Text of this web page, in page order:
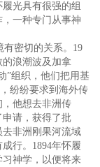
光具有很强的组
一种专门从事神
密切的关系。19
浪潮波及加拿
”组织，他们把用基
纷纷要求到海外传
他想去非洲传
请，获得了批
非洲刚果河流域
行。1894年怀履
神学，以便将来